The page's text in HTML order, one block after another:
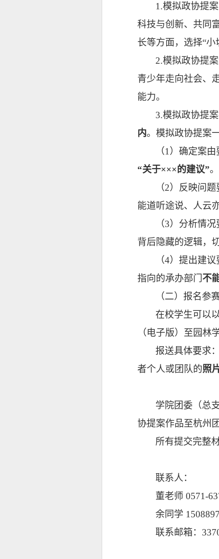
1.模拟政协提
科技与创新、共同
长等方面，选择“
2.模拟政协提
青少年走向社会、
能力。
3.模拟政协提
内。模拟政协提案
（1）确定案
“关于×××的建议”。
（2）反映问
能道听途说、人云
（3）分析情
背后隐藏的逻辑，
（4）提出建
指向的承办部门 不
（二）报名参
在校学生可以
（电子版）至园林
报送具体要求
者个人或团队的照
学院团委（总
协提案作品至杭州
所有提交完整
联系人：
董老师 0571-
余同学
联系邮箱：